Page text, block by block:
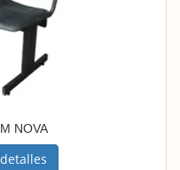
NOVA